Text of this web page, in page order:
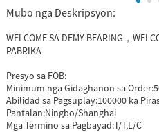
Mubo nga Deskripsyon:
WELCOME SA DEMY BEARING，
PABRIKA
Presyo sa FOB:
Minimum nga Gidaghanon sa Order:
Abilidad sa Pagsuplay:100000 ka
Pantalan:Ningbo/Shanghai
Mga Termino sa Pagbayad:T/T,L/C